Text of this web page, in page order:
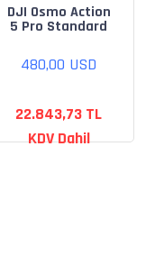
DJI Osmo Action
5 Pro Standard
480,00 USD
22.843,73 TL
KDV Dahil